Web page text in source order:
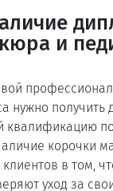
и
нужно получить
корочки
в том,
уход за